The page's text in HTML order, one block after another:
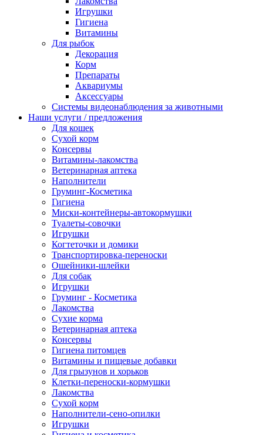
Игрушки
Гигиена
Витамины
Для рыбок
Декорация
Корм
Препараты
Аквариумы
Аксессуары
Cистемы видеонаблюдения за животными
Наши услуги / предложения
Для кошек
Сухой корм
Консервы
Витамины-лакомства
Ветеринарная аптека
Наполнители
Груминг-Косметика
Гигиена
Миски-контейнеры-автокормушки
Туалеты-совочки
Игрушки
Когтеточки и домики
Транспортировка-переноски
Ошейники-шлейки
Для собак
Игрушки
Груминг - Косметика
Лакомства
Сухие корма
Ветеринарная аптека
Консервы
Гигиена питомцев
Витамины и пищевые добавки
Для грызунов и хорьков
Клетки-переноски-кормушки
Лакомства
Сухой корм
Наполнители-сено-опилки
Игрушки